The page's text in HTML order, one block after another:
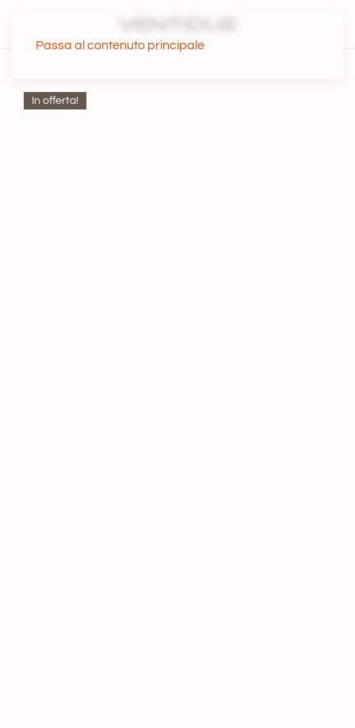
Passa al contenuto principale
In offerta!